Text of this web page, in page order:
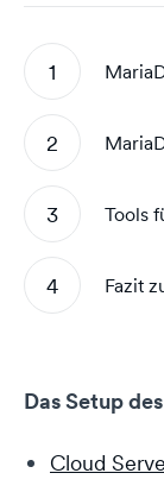
Tools
Fazit
Das Setup
Cloud